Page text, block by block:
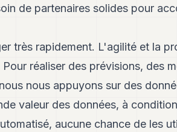
de partenaires solides pour
très rapidement. L'agilité et la
réaliser des prévisions, des
nous appuyons sur des
valeur des données, à
aucune chance de les